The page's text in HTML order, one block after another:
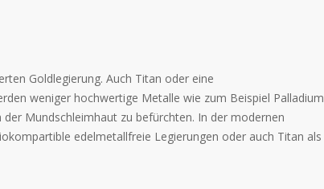
Goldlegierung. Auch Titan oder eine
weniger hochwertige Metalle wie zum Beispiel Palladium
Mundschleimhaut zu befürchten. In der modernen
edelmetallfreie Legierungen oder auch Titan als